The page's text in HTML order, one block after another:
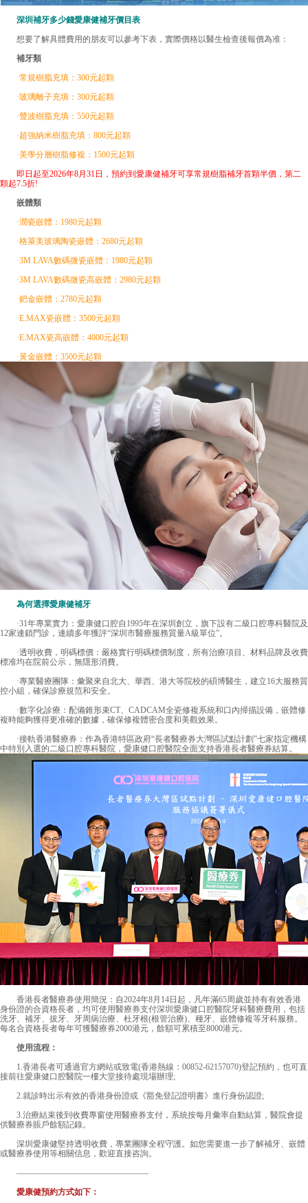
深圳補牙多少錢愛康健補牙價目表
想要了解具體費用的朋友可以參考下表，實際價格以醫生檢查後報價為准：
補牙類
·常規樹脂充填：300元起顆
·玻璃離子充填：300元起顆
·聲波樹脂充填：550元起顆
·超強納米樹脂充填：800元起顆
·美學分層樹脂修複：1500元起顆
即日起至2026年8月31日，預約到愛康健補牙可享常規樹脂補牙首顆半價，第二
顆起7.5折!
嵌體類
·潤瓷嵌體：1980元起顆
·格萊美玻璃陶瓷嵌體：2680元起顆
·3M LAVA數碼微瓷嵌體：1980元起顆
·3M LAVA數碼微瓷高嵌體：2980元起顆
·鈀金嵌體：2780元起顆
·E.MAX瓷嵌體：3500元起顆
·E.MAX瓷高嵌體：4000元起顆
·黃金嵌體：3500元起顆
為何選擇愛康健補牙
·31年專業實力：愛康健口腔自1995年在深圳創立，旗下設有二級口腔專科醫院及
12家連鎖門診，連續多年獲評“深圳市醫療服務質量A級單位”。
·透明收費，明碼標價：嚴格實行明碼標價制度，所有治療項目、材料品牌及收費
標准均在院前公示，無隱形消費。
·專業醫療團隊：彙聚來自北大、華西、港大等院校的碩博醫生，建立16大服務質
控小組，確保診療規范和安全。
·數字化診療：配備錐形束CT、CADCAM全瓷修複系統和口內掃描設備，嵌體修
複時能夠獲得更准確的數據，確保修複體密合度和美觀效果。
·接軌香港醫療券：作為香港特區政府“長者醫療券大灣區試點計劃”七家指定機構
中特別入選的二級口腔專科醫院，愛康健口腔醫院全面支持香港長者醫療券結算。
香港長者醫療券使用簡況：自2024年8月14日起，凡年滿65周歲並持有有效香港
身份證的合資格長者，均可使用醫療券支付深圳愛康健口腔醫院牙科醫療費用，包括
洗牙、補牙、拔牙、牙周病治療、杜牙根(根管治療)、種牙、嵌體修複等牙科服務。
每名合資格長者每年可獲醫療券2000港元，餘額可累積至8000港元。
使用流程：
1.香港長者可通過官方網站或致電(香港熱線： 00852-62157070)登記預約，也可直
接前往愛康健口腔醫院一樓大堂接待處現場辦理;
2.就診時出示有效的香港身份證或《豁免登記證明書》進行身份認證;
3.治療結束後到收費專窗使用醫療券支付，系統按每月彙率自動結算，醫院會提
供醫療券賬戶餘額記錄。
深圳愛康健堅持透明收費，專業團隊全程守護。如您需要進一步了解補牙、嵌體
或醫療券使用等相關信息，歡迎直接咨詢。
————————————————
愛康健預約方式如下：